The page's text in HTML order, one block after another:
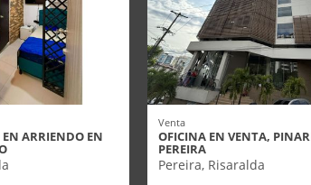
ARRIENDO EN
Venta
OFICINA EN VENTA,
PEREIRA
Pereira, Risaralda